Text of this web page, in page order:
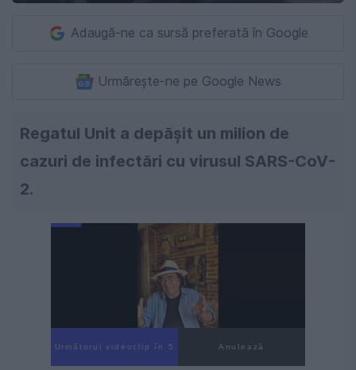
Adaugă-ne ca sursă preferată în Google
Urmărește-ne pe Google News
Regatul Unit a depășit un milion de
cazuri de infectări cu virusul SARS-CoV-
2.
Următorul videoclip în 4 Anulează